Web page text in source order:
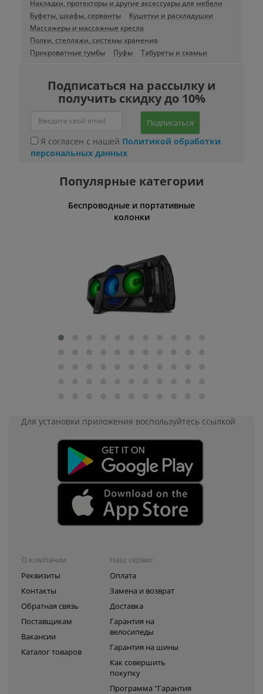
Накладки, протекторы и другие аксессуары для мебели
Буфеты, шкафы, серванты
Кушетки и раскладушки
Массажеры и массажные кресла
Полки, стеллажи, системы хранения
Прикроватные тумбы
Пуфы Табуреты и скамьи
Подписаться на рассылку и
получить скидку до 10%
Подписаться
Я согласен с нашей Политикой обработки
персональных данных
Популярные категории
Беспроводные и портативные
колонки
Для установки приложения воспользуйтесь ссылкой
О компании
Реквизиты
Контакты
Обратная связь
Поставщикам
Вакансии
Каталог товаров
Наш сервис
Оплата
Замена и возврат
Доставка
Гарантия на
велосипеды
Гарантия на шины
Как совершить
покупку
Программа "Гарантия